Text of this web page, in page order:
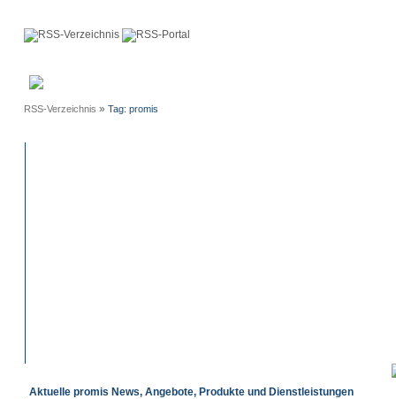
RSS-Verzeichnis » Tag: promis
Aktuelle promis News, Angebote, Produkte und Dienstleistungen